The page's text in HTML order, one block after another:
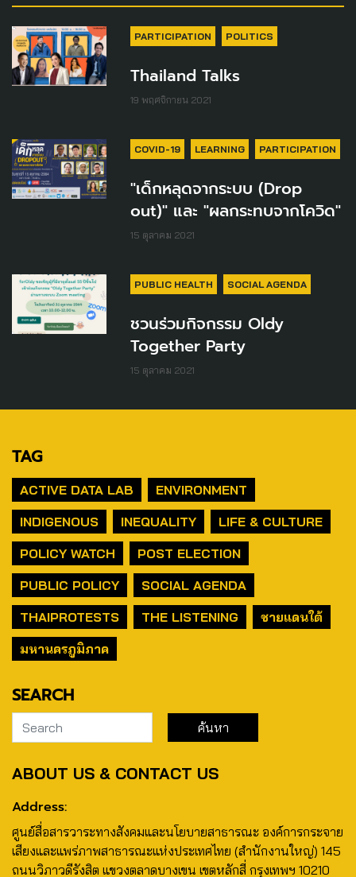
PARTICIPATION POLITICS
Thailand Talks
19 พฤศจิกายน 2021
COVID-19 LEARNING PARTICIPATION
"เด็กหลุดจากระบบ (Drop
out)" และ "ผลกระทบจากโควิด"
15 ตุลาคม 2021
PUBLIC HEALTH SOCIAL AGENDA
ชวนร่วมกิจกรรม Oldy
Together Party
15 ตุลาคม 2021
TAG
ACTIVE DATA LAB
ENVIRONMENT
INDIGENOUS
INEQUALITY
LIFE & CULTURE
POLICY WATCH
POST ELECTION
PUBLIC POLICY
SOCIAL AGENDA
THAIPROTESTS
THE LISTENING
ชายแดนใต้
มหานครภูมิภาค
SEARCH
ABOUT US & CONTACT US
Address:
ศูนย์สื่อสารวาระทางสังคมและนโยบายสาธารณะ องค์การกระจาย
เสียงและแพร่ภาพสาธารณะแห่งประเทศไทย (สำนักงานใหญ่) 145
ถนนวิภาวดีรังสิต แขวงตลาดบางเขน เขตหลักสี่ กรุงเทพฯ 10210